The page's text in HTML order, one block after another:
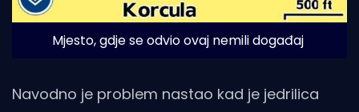
Mjesto, gdje se odvio ovaj nemili događaj
Navodno je problem nastao kad je jedrilica